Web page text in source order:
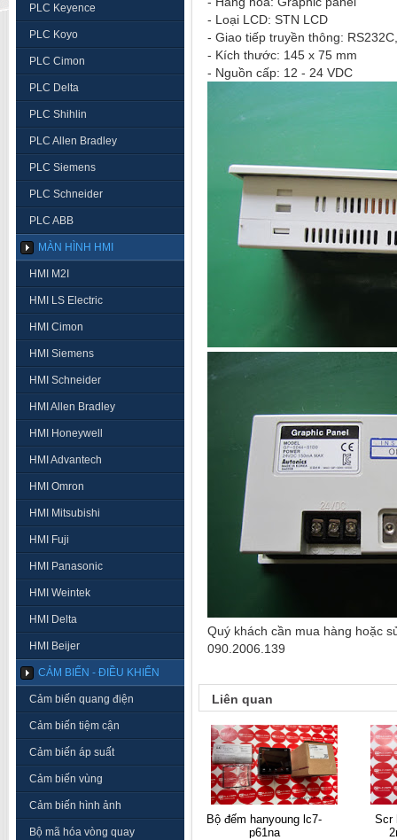
PLC Keyence
PLC Koyo
PLC Cimon
PLC Delta
PLC Shihlin
PLC Allen Bradley
PLC Siemens
PLC Schneider
PLC ABB
MÀN HÌNH HMI
HMI M2I
HMI LS Electric
HMI Cimon
HMI Siemens
HMI Schneider
HMI Allen Bradley
HMI Honeywell
HMI Advantech
HMI Omron
HMI Mitsubishi
HMI Fuji
HMI Panasonic
HMI Weintek
HMI Delta
HMI Beijer
CẢM BIẾN - ĐIỀU KHIỂN
Cảm biến quang điện
Cảm biến tiệm cận
Cảm biến áp suất
Cảm biến vùng
Cảm biến hình ảnh
Bộ mã hóa vòng quay
- Loại LCD: STN LCD
- Giao tiếp truyền thông:
- Kích thước: 145 x 75 mm
- Nguồn cấp: 12 - 24 VDC
Quý khách cần mua hàng hoặc
090.2006.139
Liên quan
bộ đếm hanyoung lc7-
p61na
scr hanyoung tpr2-